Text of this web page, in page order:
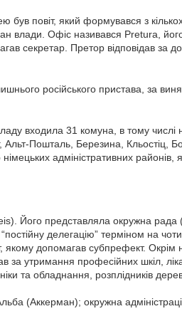
повіт, який формувався з кількох
влади. Офіс називався Pretura,
секретар. Претор відповідав за
російського пристава, за
входила 31 комуна, в тому числі
Пошталь, Березина, Кльостіц,
адміністративних районів,
Його представляла окружна рада
делегацію” терміном на
допомагав субпрефект. Окрім
за утримання професійних шкіл,
та обладнання, розплідників
(Аккерман); окружна